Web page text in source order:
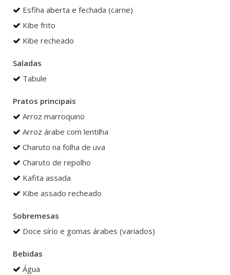
Esfiha aberta e fechada (carne)
Kibe frito
Kibe recheado
Saladas
Tabule
Pratos principais
Arroz marroquino
Arroz árabe com lentilha
Charuto na folha de uva
Charuto de repolho
Kafita assada
Kibe assado recheado
Sobremesas
Doce sírio e gomas árabes (variados)
Bebidas
Água